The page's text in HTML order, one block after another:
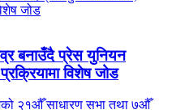
बनाउँदै प्रेस युनियन
विशेष जोड